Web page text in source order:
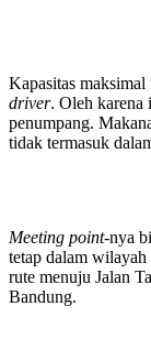
Kapasitas
driver. Oleh karena
penumpang.
tidak termasuk
Meeting point-nya
tetap dalam
rute menuju Jalan
Bandung.